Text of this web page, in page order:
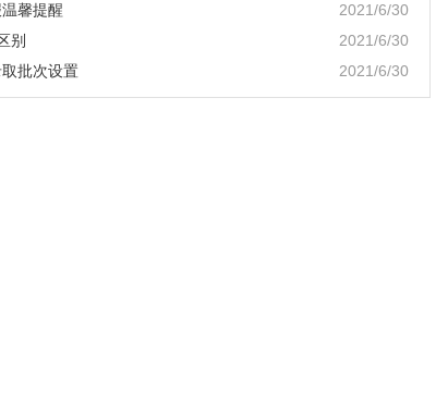
2021/6/30
馨提醒
2021/6/30
别
2021/6/30
批次设置